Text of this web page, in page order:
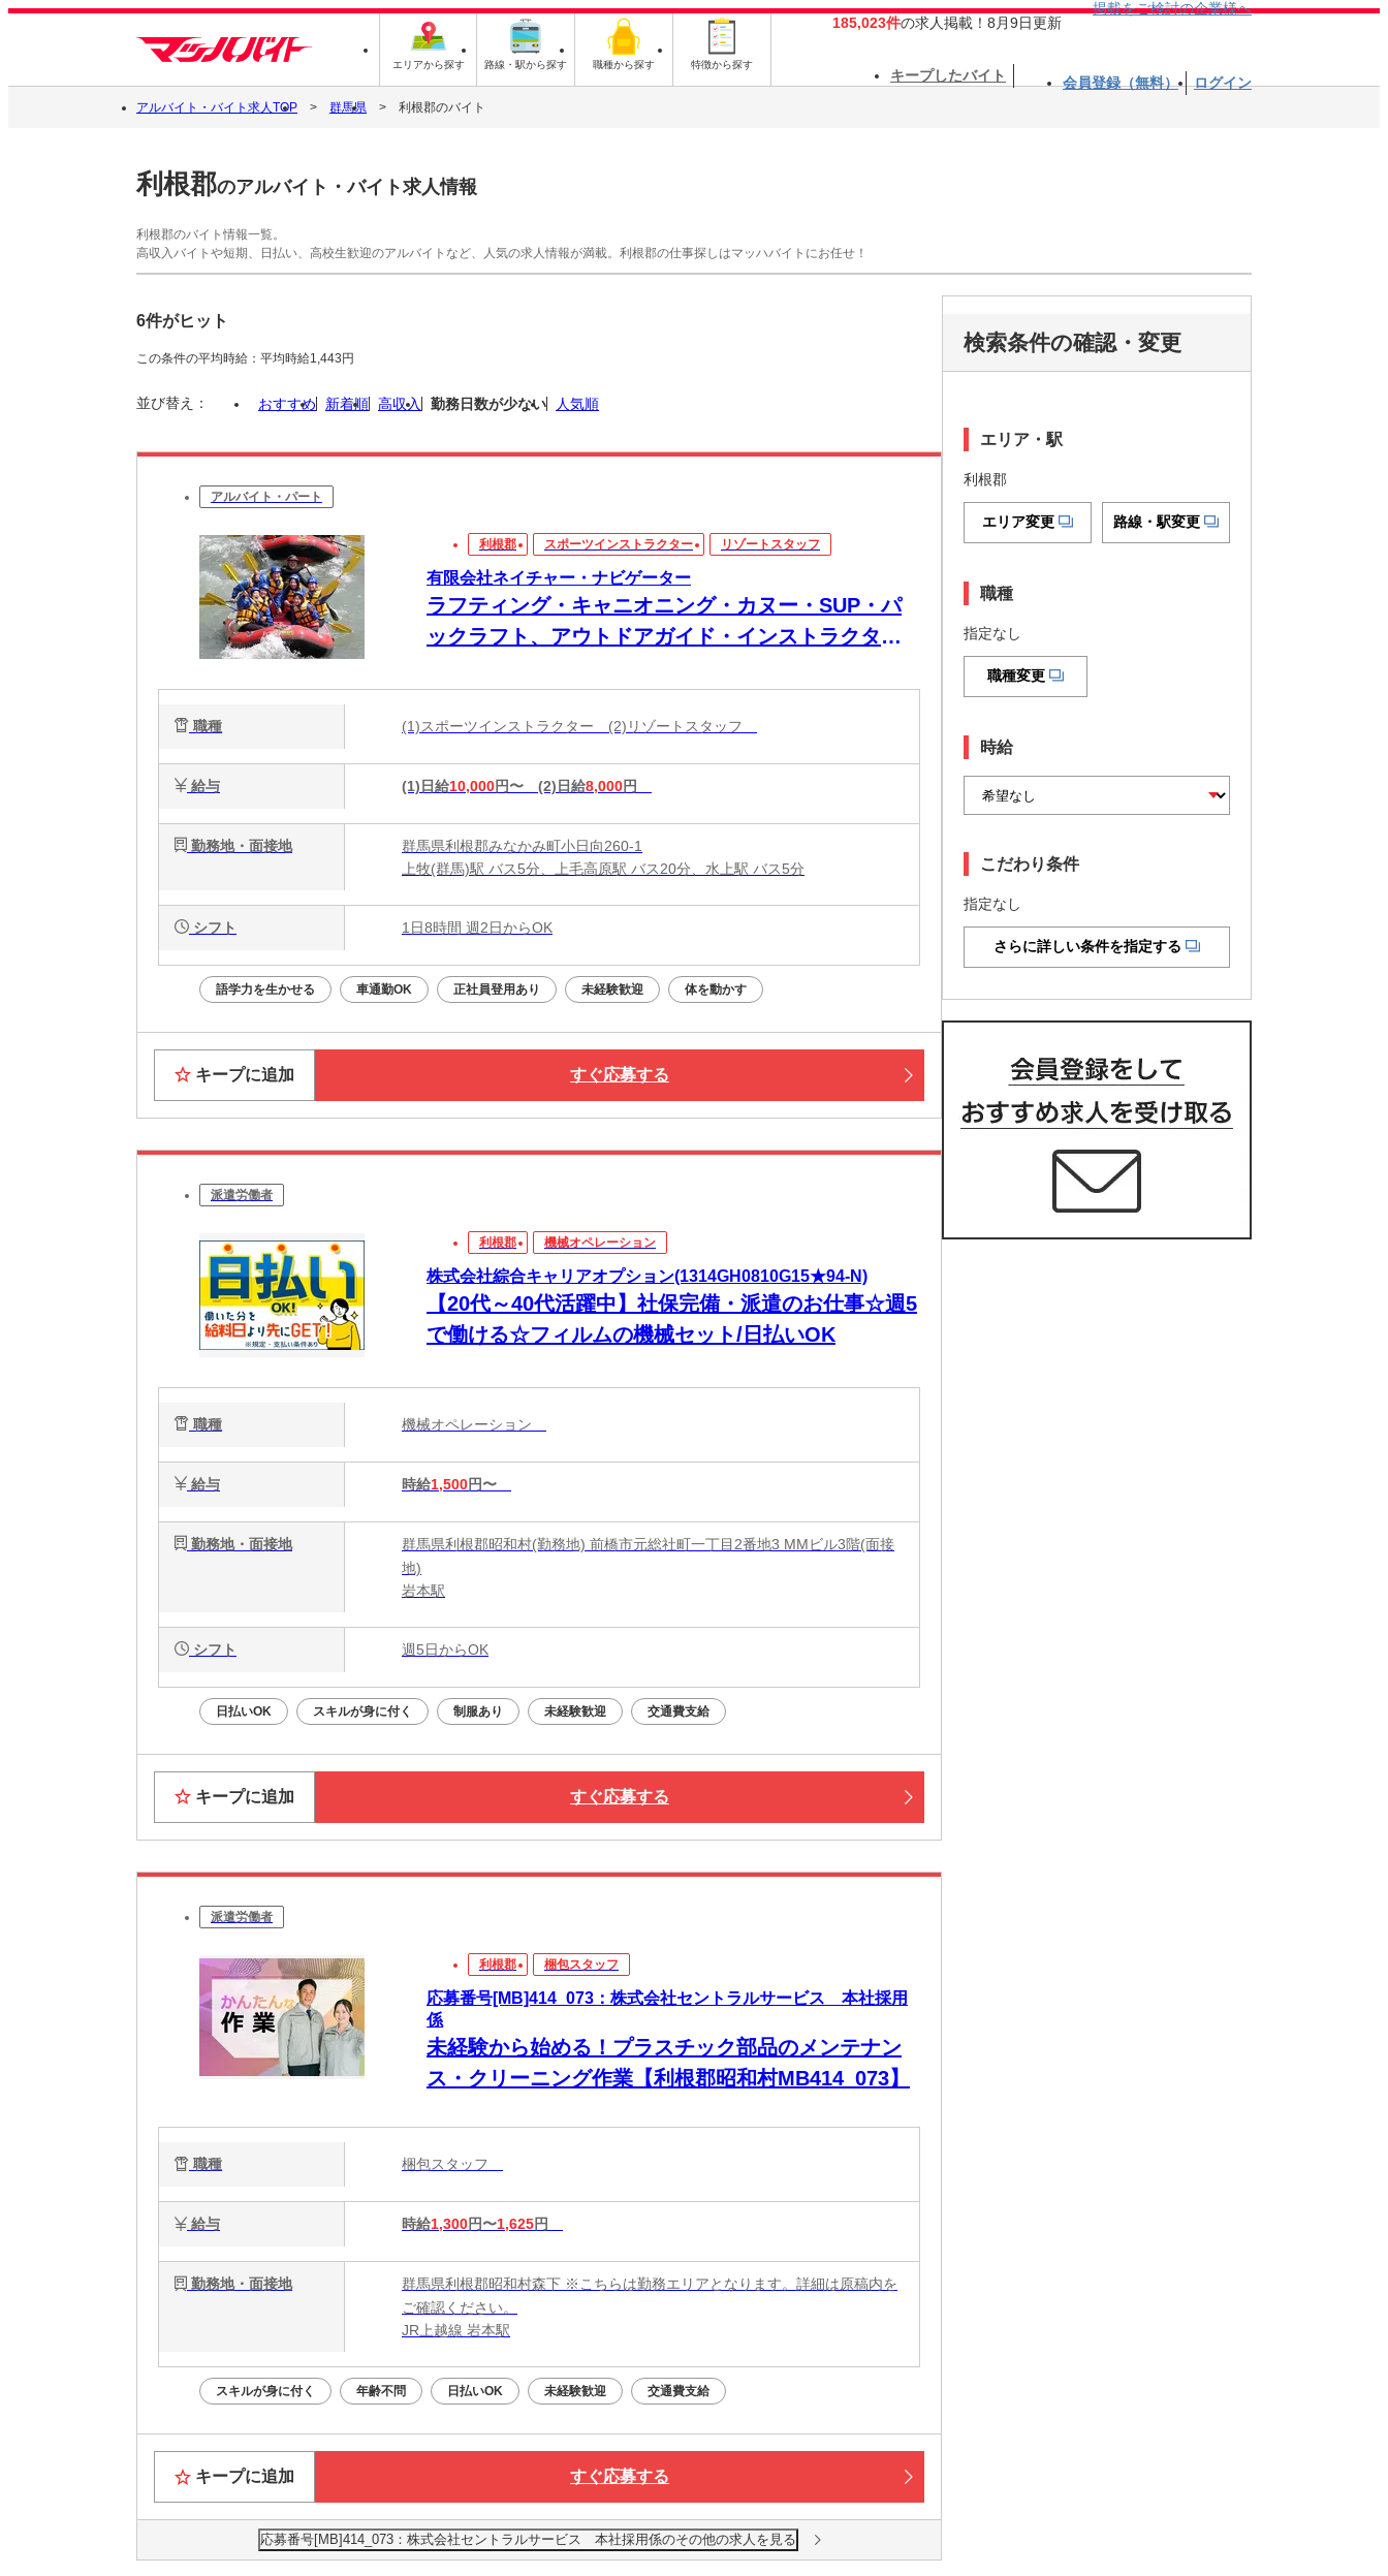
エリアから探す 路線・駅から探す 職種から探す 特徴から探す
185,023件の求人掲載！8月9日更新
掲載をご検討の企業様へ
キープしたバイト 会員登録（無料） ログイン
アルバイト・バイト求人TOP 群馬県 利根郡のバイト
利根郡のアルバイト・バイト求人情報
利根郡のバイト情報一覧。
高収入バイトや短期、日払い、高校生歓迎のアルバイトなど、人気の求人情報が満載。利根郡の仕事探しはマッハバイトにお任せ！
6件がヒット
この条件の平均時給：平均時給1,443円
並び替え： おすすめ 新着順 高収入 勤務日数が少ない 人気順
アルバイト・パート
利根郡 スポーツインストラクター リゾートスタッフ
有限会社ネイチャー・ナビゲーター
ラフティング・キャニオニング・カヌー・SUP・パ
ックラフト、アウトドアガイド・インストラクター
職種 (1)スポーツインストラクター (2)リゾートスタッフ
給与 (1)日給10,000円〜 (2)日給8,000円
勤務地・面接地
群馬県利根郡みなかみ町小日向260-1
上牧(群馬)駅 バス5分、上毛高原駅 バス20分、水上駅 バス5分
シフト 1日8時間 週2日からOK
語学力を生かせる 車通勤OK 正社員登用あり 未経験歓迎 体を動かす
キープに追加 すぐ応募する
派遣労働者
利根郡 機械オペレーション
株式会社綜合キャリアオプション(1314GH0810G15★94-N)
【20代～40代活躍中】社保完備・派遣のお仕事☆週5
で働ける☆フィルムの機械セット/日払いOK
職種 機械オペレーション
給与 時給1,500円〜
勤務地・面接地
群馬県利根郡昭和村(勤務地) 前橋市元総社町一丁目2番地3 MMビル3階(面接
地)
岩本駅
シフト 週5日からOK
日払いOK スキルが身に付く 制服あり 未経験歓迎 交通費支給
キープに追加 すぐ応募する
派遣労働者
利根郡 梱包スタッフ
応募番号[MB]414_073：株式会社セントラルサービス 本社採用
係
未経験から始める！プラスチック部品のメンテナン
ス・クリーニング作業【利根郡昭和村MB414_073】
職種 梱包スタッフ
給与 時給1,300円〜1,625円
勤務地・面接地
群馬県利根郡昭和村森下 ※こちらは勤務エリアとなります。詳細は原稿内を
ご確認ください。
JR上越線 岩本駅
スキルが身に付く 年齢不問 日払いOK 未経験歓迎 交通費支給
キープに追加 すぐ応募する
応募番号[MB]414_073：株式会社セントラルサービス 本社採用係のその他の求人を見る
検索条件の確認・変更
エリア・駅
利根郡
エリア変更 路線・駅変更
職種
指定なし
職種変更
時給
こだわり条件
指定なし
さらに詳しい条件を指定する